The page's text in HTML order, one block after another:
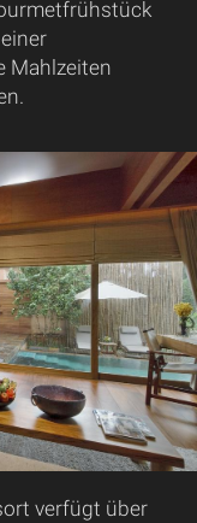
Mahlzeiten
verfügt über